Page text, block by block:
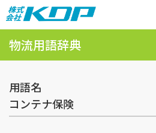
物流用語辞典
用語名
コンテナ保険